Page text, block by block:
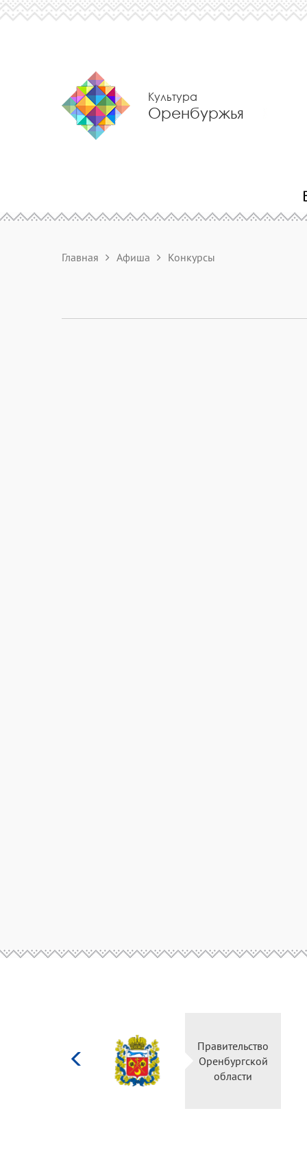
Культура
Оренбуржья
Главная Афиша Конкурсы
Министерство
культуры
Российской
федерации